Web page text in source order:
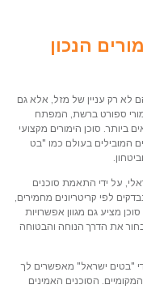
הנכון
לא רק עניין של מזל, אלא גם
ספורט ברשת, המפתח
ביותר. סוכן הימורים מקצועי
המובילים בעולם כמו "בט
על ידי התאמת סוכנים
לפי קריטריונים מחמירים,
מציע גם מגוון אפשרויות
את הדרך הנוחה והבטוחה
"בטים ישראל" מאפשרים לך
הסוכנים האמינים